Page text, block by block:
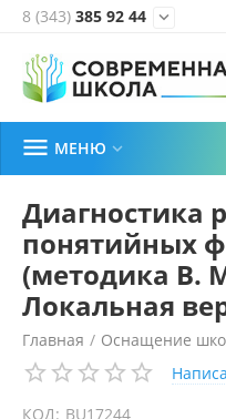
8 (343) 385 92 44 
 МЕНЮ 
Диагностика
понятийных
(методика В.
Локальная
Главная / Оснащение
КОД: BU17244